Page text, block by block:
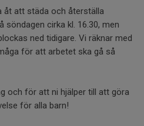
åt att städa och återställa
söndagen cirka kl. 16.30, men
ned tidigare. Vi räknar med
för att arbetet ska gå så
och för att ni hjälper till att göra
för alla barn!